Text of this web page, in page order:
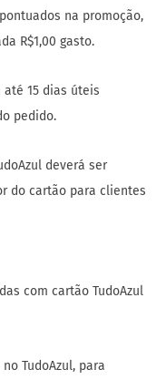
na promoção,
R$1,00 gasto.
15 dias úteis
pedido.
deverá ser
do cartão para clientes
com cartão TudoAzul
TudoAzul, para